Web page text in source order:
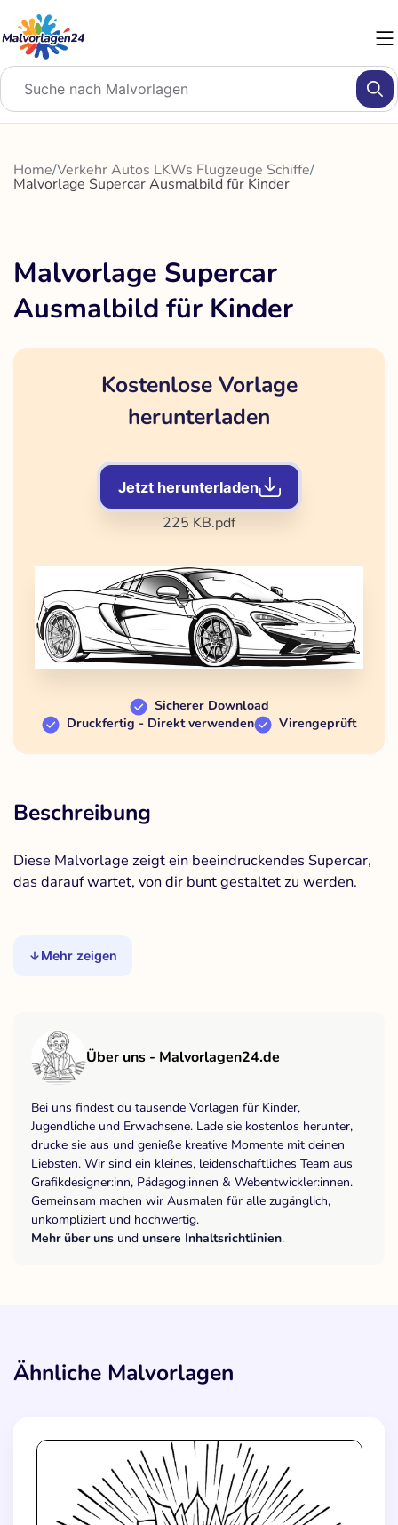
Inhalt
springen
Home/Verkehr Autos LKWs Flugzeuge Schiffe/
Malvorlage Supercar Ausmalbild für Kinder
Malvorlage Supercar
Ausmalbild für Kinder
Kostenlose Vorlage
herunterladen
Jetzt herunterladen
225 KB.pdf
Sicherer Download
Druckfertig - Direkt verwenden
Virengeprüft
Beschreibung
Diese Malvorlage zeigt ein beeindruckendes Supercar,
das darauf wartet, von dir bunt gestaltet zu werden.
Mehr zeigen
Über uns - Malvorlagen24.de
Bei uns findest du tausende Vorlagen für Kinder,
Jugendliche und Erwachsene. Lade sie kostenlos herunter,
drucke sie aus und genieße kreative Momente mit deinen
Liebsten. Wir sind ein kleines, leidenschaftliches Team aus
Grafikdesigner:inn, Pädagog:innen & Webentwickler:innen.
Gemeinsam machen wir Ausmalen für alle zugänglich,
unkompliziert und hochwertig.
Mehr über uns und unsere Inhaltsrichtlinien.
Ähnliche Malvorlagen